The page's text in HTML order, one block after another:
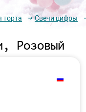
торта Свечи цифры
Розовый